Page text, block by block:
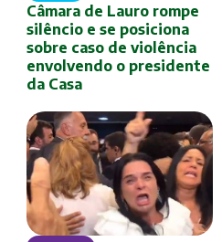
Câmara de Lauro rompe
silêncio e se posiciona
sobre caso de violência
envolvendo o presidente
da Casa